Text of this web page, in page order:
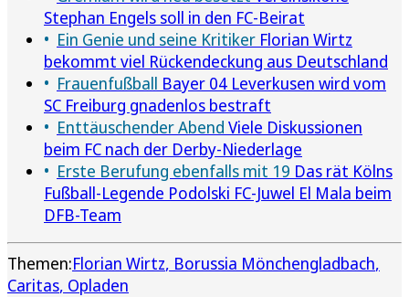
Stephan Engels soll in den FC-Beirat
Ein Genie und seine Kritiker Florian Wirtz
bekommt viel Rückendeckung aus Deutschland
Frauenfußball Bayer 04 Leverkusen wird vom
SC Freiburg gnadenlos bestraft
Enttäuschender Abend Viele Diskussionen
beim FC nach der Derby-Niederlage
Erste Berufung ebenfalls mit 19 Das rät Kölns
Fußball-Legende Podolski FC-Juwel El Mala beim
DFB-Team
Themen:Florian Wirtz Borussia Mönchengladbach
Caritas Opladen